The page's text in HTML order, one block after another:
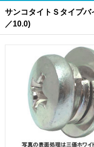
サンコタイトＳタイプバ
／10.0)